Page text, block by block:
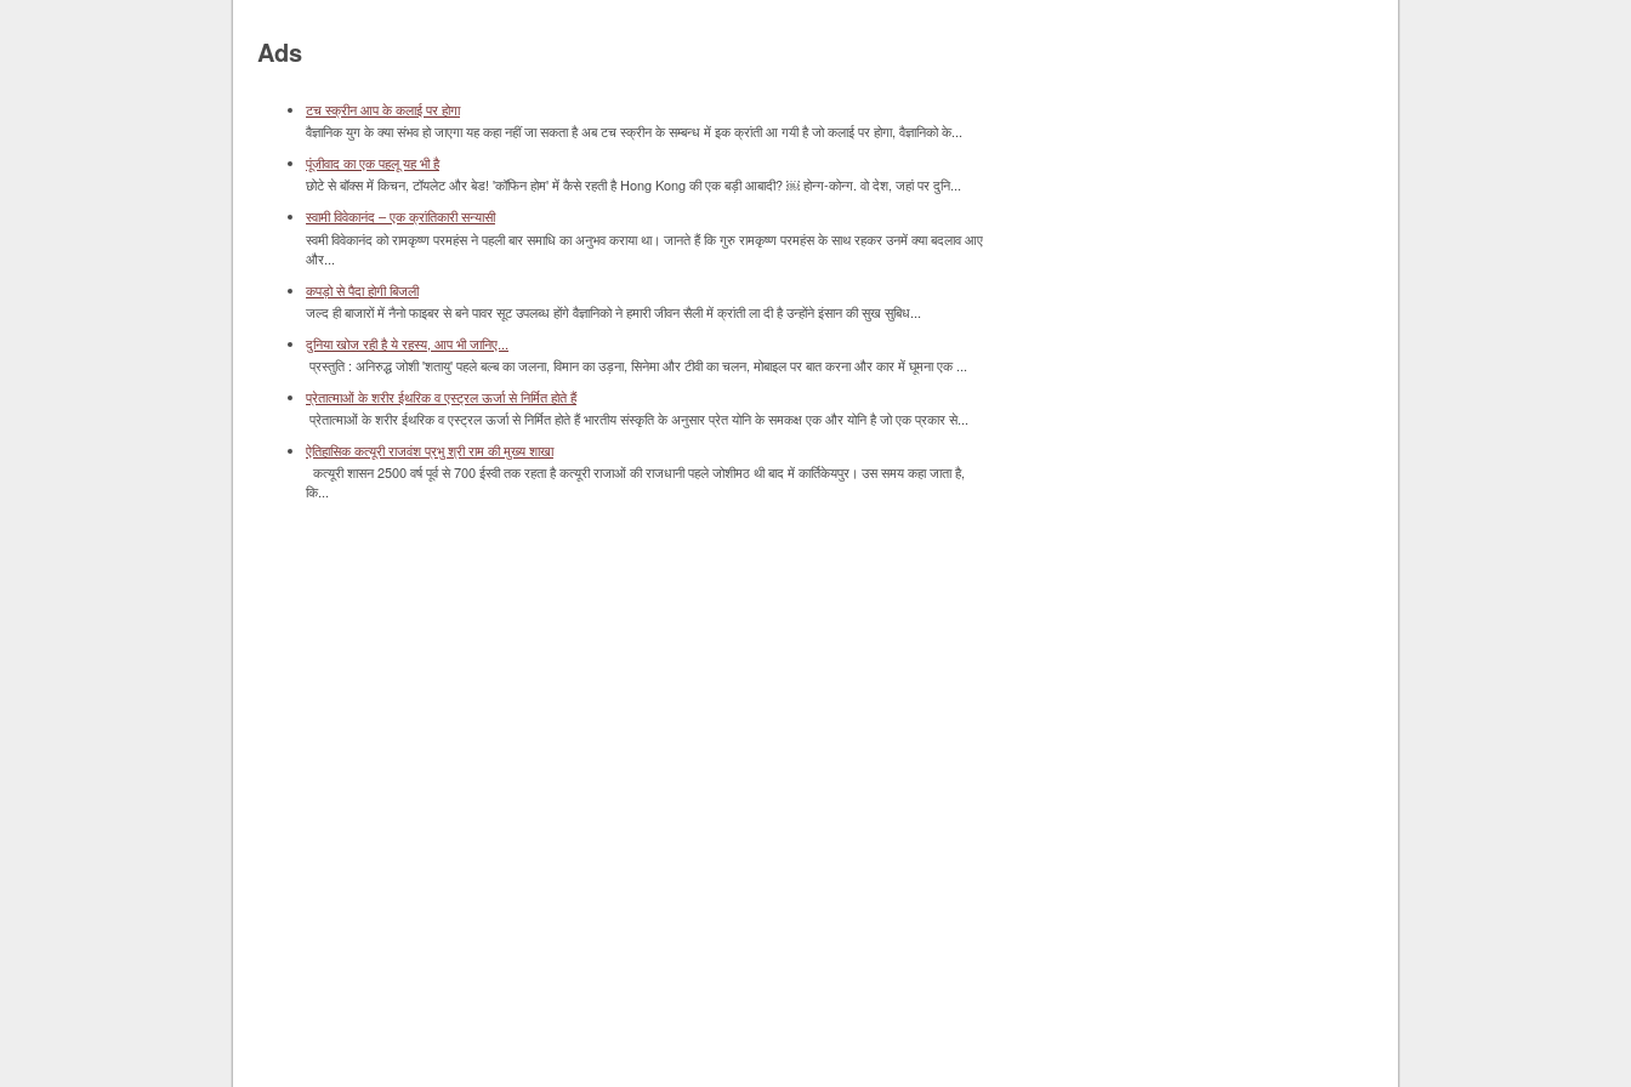
Ads
टच स्क्रीन आप के कलाई पर होगा
वैज्ञानिक युग के क्या संभव हो जाएगा यह कहा नहीं जा सकता है अब टच स्क्रीन के सम्बन्ध में इक क्रांती आ गयी है जो कलाई पर होगा, वैज्ञानिको के...
पूंजीवाद का एक पहलू यह भी है
छोटे से बॉक्‍स में किचन, टॉयलेट और बेड! 'कॉफिन होम' में कैसे रहती है Hong Kong की एक बड़ी आबादी? ￼ होन्ग-कोन्ग. वो देश, जहां पर दुनि...
स्वामी विवेकानंद – एक क्रांतिकारी सन्यासी
स्वमी विवेकानंद को रामकृष्ण परमहंस ने पहली बार समाधि का अनुभव कराया था। जानते हैं कि गुरु रामकृष्ण परमहंस के साथ रहकर उनमें क्या बदलाव आए
और...
कपड़ो से पैदा होगी बिजली
जल्द ही बाजारों में नैनो फाइबर से बने पावर सूट उपलब्ध होंगे वैज्ञानिको ने हमारी जीवन सैली में क्रांती ला दी है उन्होंने इंसान की सुख सुबिध...
दुनिया खोज रही है ये रहस्य, आप भी जानिए...
प्रस्तुति : अनिरुद्ध जोशी 'शतायु' पहले बल्ब का जलना, विमान का उड़ना, सिनेमा और टीवी का चलन, मोबाइल पर बात करना और कार में घूमना एक ...
प्रेतात्माओं के शरीर ईथरिक व एस्ट्रल ऊर्जा से निर्मित होते हैं
प्रेतात्माओं के शरीर ईथरिक व एस्ट्रल ऊर्जा से निर्मित होते हैं भारतीय संस्कृति के अनुसार प्रेत योनि के समकक्ष एक और योनि है जो एक प्रकार से...
ऐतिहासिक कत्यूरी राजवंश प्रभु श्री राम की मुख्य शाखा
कत्यूरी शासन 2500 वर्ष पूर्व से 700 ईस्वी तक रहता है कत्यूरी राजाओं की राजधानी पहले जोशीमठ थी बाद में कार्तिकेयपुर। उस समय कहा जाता है,
कि...